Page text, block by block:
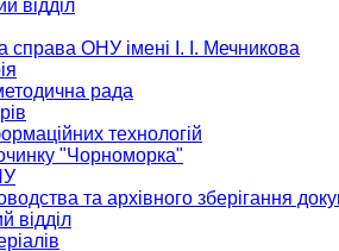
відділ
справа ОНУ імені І. І. Мечникова
рада
технологій
"Чорноморка"
та архівного зберігання
відділ